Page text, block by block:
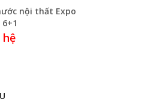
nội thất Expo
hệ